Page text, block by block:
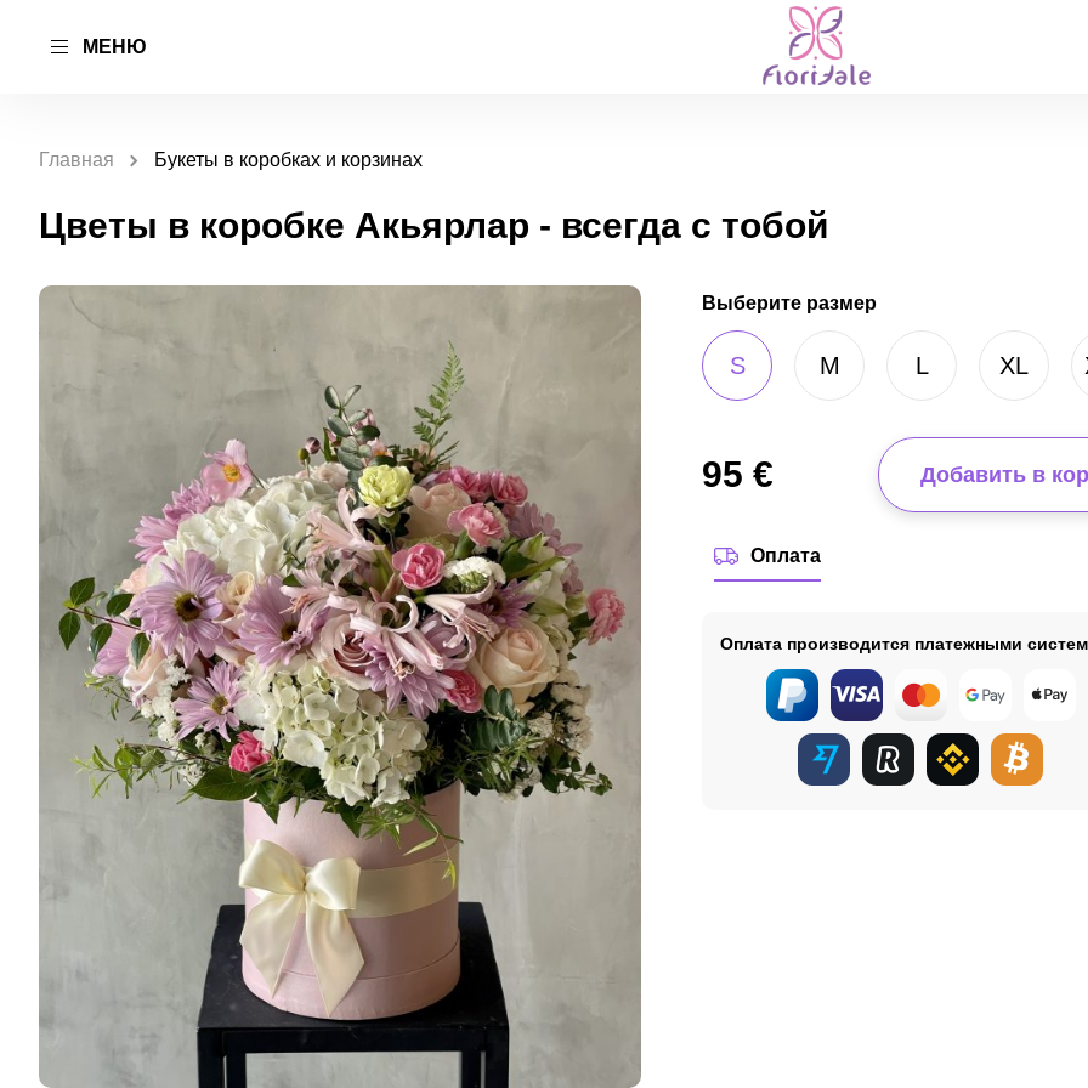
МЕНЮ
Главная Букеты в коробках и корзинах
Цветы в коробке Акьярлар - всегда с тобой
Выберите размер
S M L XL
95 € Добавить в
Оплата
Оплата производится платежными